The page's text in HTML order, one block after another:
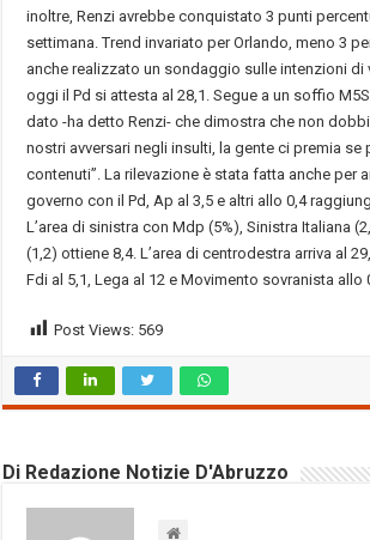
inoltre, Renzi avrebbe conquistato 3 punti
settimana. Trend invariato per Orlando, meno 3
anche realizzato un sondaggio sulle intenzioni di
oggi il Pd si attesta al 28,1. Segue a un soffio M5S
dato -ha detto Renzi- che dimostra che non
nostri avversari negli insulti, la gente ci premia se
contenuti”. La rilevazione è stata fatta anche per
governo con il Pd, Ap al 3,5 e altri allo 0,4
L’area di sinistra con Mdp (5%), Sinistra Italiana
(1,2) ottiene 8,4. L’area di centrodestra arriva al
Fdi al 5,1, Lega al 12 e Movimento sovranista allo
Post Views: 569
Di Redazione Notizie D'Abruzzo